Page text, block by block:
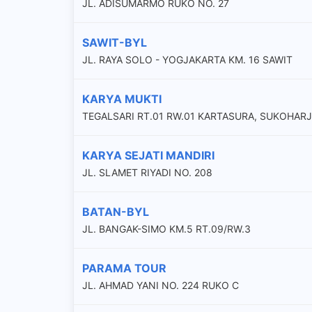
JL. ADISUMARMO RUKO NO. 27
SAWIT-BYL
JL. RAYA SOLO - YOGJAKARTA KM. 16 SAWIT
KARYA MUKTI
TEGALSARI RT.01 RW.01 KARTASURA,
KARYA SEJATI MANDIRI
JL. SLAMET RIYADI NO. 208
BATAN-BYL
JL. BANGAK-SIMO KM.5 RT.09/RW.3
PARAMA TOUR
JL. AHMAD YANI NO. 224 RUKO C